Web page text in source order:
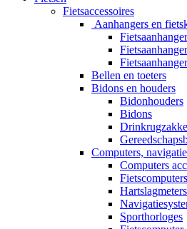
Fietsaccessoires
Aanhangers en
Bellen en toeters
Bidons en houders
Bidonhouders
Bidons
Computers,
Computers
Fietscomputers
Hartslagmeters
Sporthorloges